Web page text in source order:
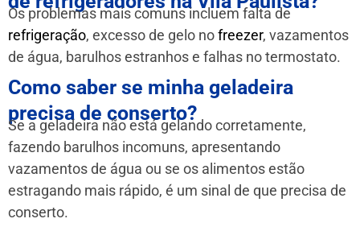
Os problemas mais comuns incluem falta de
refrigeração, excesso de gelo nofreezer, vazamentos
de água, barulhos estranhos e falhas no termostato.
Como saber se minha geladeira
precisa de conserto?
Se a geladeira não está gelando corretamente,
fazendo barulhos incomuns, apresentando
vazamentos de água ou se os alimentos estão
estragando mais rápido, é um sinal de que precisa de
conserto.